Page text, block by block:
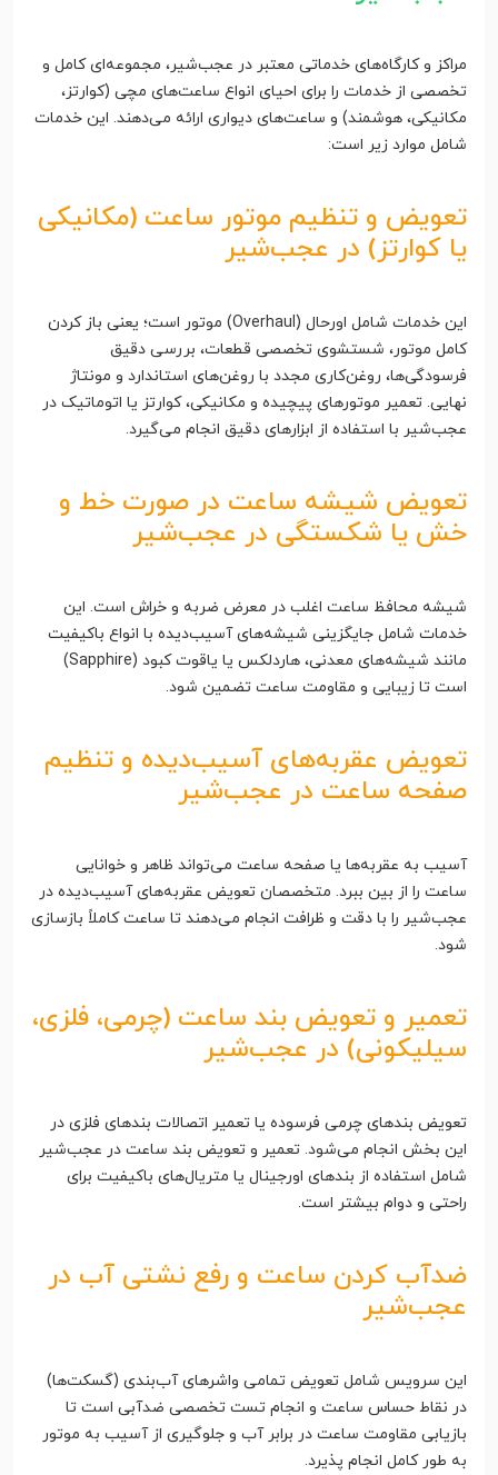
مراکز و کارگاه‌های خدماتی معتبر در عجب‌شیر، مجموعه‌ای کامل و
تخصصی از خدمات را برای احیای انواع ساعت‌های مچی (کوارتز،
مکانیکی، هوشمند) و ساعت‌های دیواری ارائه می‌دهند. این خدمات
شامل موارد زیر است:
تعویض و تنظیم موتور ساعت (مکانیکی
یا کوارتز) در عجب‌شیر
این خدمات شامل اورحال (Overhaul) موتور است؛ یعنی باز کردن
کامل موتور، شستشوی تخصصی قطعات، بررسی دقیق
فرسودگی‌ها، روغن‌کاری مجدد با روغن‌های استاندارد و مونتاژ
نهایی. تعمیر موتورهای پیچیده و مکانیکی، کوارتز یا اتوماتیک در
عجب‌شیر با استفاده از ابزارهای دقیق انجام می‌گیرد.
تعویض شیشه ساعت در صورت خط و
خش یا شکستگی در عجب‌شیر
شیشه محافظ ساعت اغلب در معرض ضربه و خراش است. این
خدمات شامل جایگزینی شیشه‌های آسیب‌دیده با انواع باکیفیت
مانند شیشه‌های معدنی، هاردلکس یا یاقوت کبود (Sapphire)
است تا زیبایی و مقاومت ساعت تضمین شود.
تعویض عقربه‌های آسیب‌دیده و تنظیم
صفحه ساعت در عجب‌شیر
آسیب به عقربه‌ها یا صفحه ساعت می‌تواند ظاهر و خوانایی
ساعت را از بین ببرد. متخصصان تعویض عقربه‌های آسیب‌دیده در
عجب‌شیر را با دقت و ظرافت انجام می‌دهند تا ساعت کاملاً بازسازی
شود.
تعمیر و تعویض بند ساعت (چرمی، فلزی،
سیلیکونی) در عجب‌شیر
تعویض بندهای چرمی فرسوده یا تعمیر اتصالات بندهای فلزی در
این بخش انجام می‌شود. تعمیر و تعویض بند ساعت در عجب‌شیر
شامل استفاده از بندهای اورجینال یا متریال‌های باکیفیت برای
راحتی و دوام بیشتر است.
ضدآب کردن ساعت و رفع نشتی آب در
عجب‌شیر
این سرویس شامل تعویض تمامی واشرهای آب‌بندی (گسکت‌ها)
در نقاط حساس ساعت و انجام تست تخصصی ضدآبی است تا
بازیابی مقاومت ساعت در برابر آب و جلوگیری از آسیب به موتور
به طور کامل انجام پذیرد.